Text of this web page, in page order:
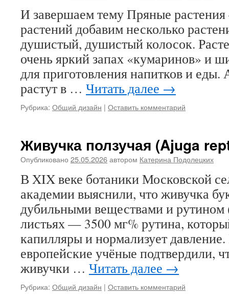
И завершаем тему Пряные
растений добавим несколько
душистый, душистый колосок.
очень яркий запах «кумаринов» и
для приготовления напитков и еды.
растут в … Читать далее →
Рубрика: Общий дизайн | Оставить комментарий
Живучка ползучая (Ajuga
Опубликовано 25.05.2026автором Катерина Подолецких
В XIX веке ботаники Московской
академии выяснили, что живучка
дубильными веществами и
листьях — 3500 мг% рутина,
капилляры и нормализует
европейские учёные подтвердили,
живучки … Читать далее →
Рубрика: Общий дизайн | Оставить комментарий